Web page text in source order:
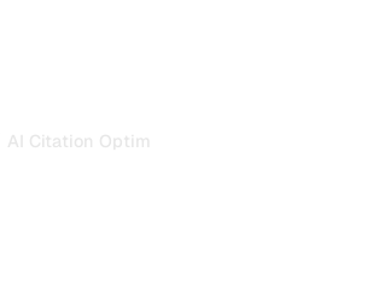
AI Citation Optimization